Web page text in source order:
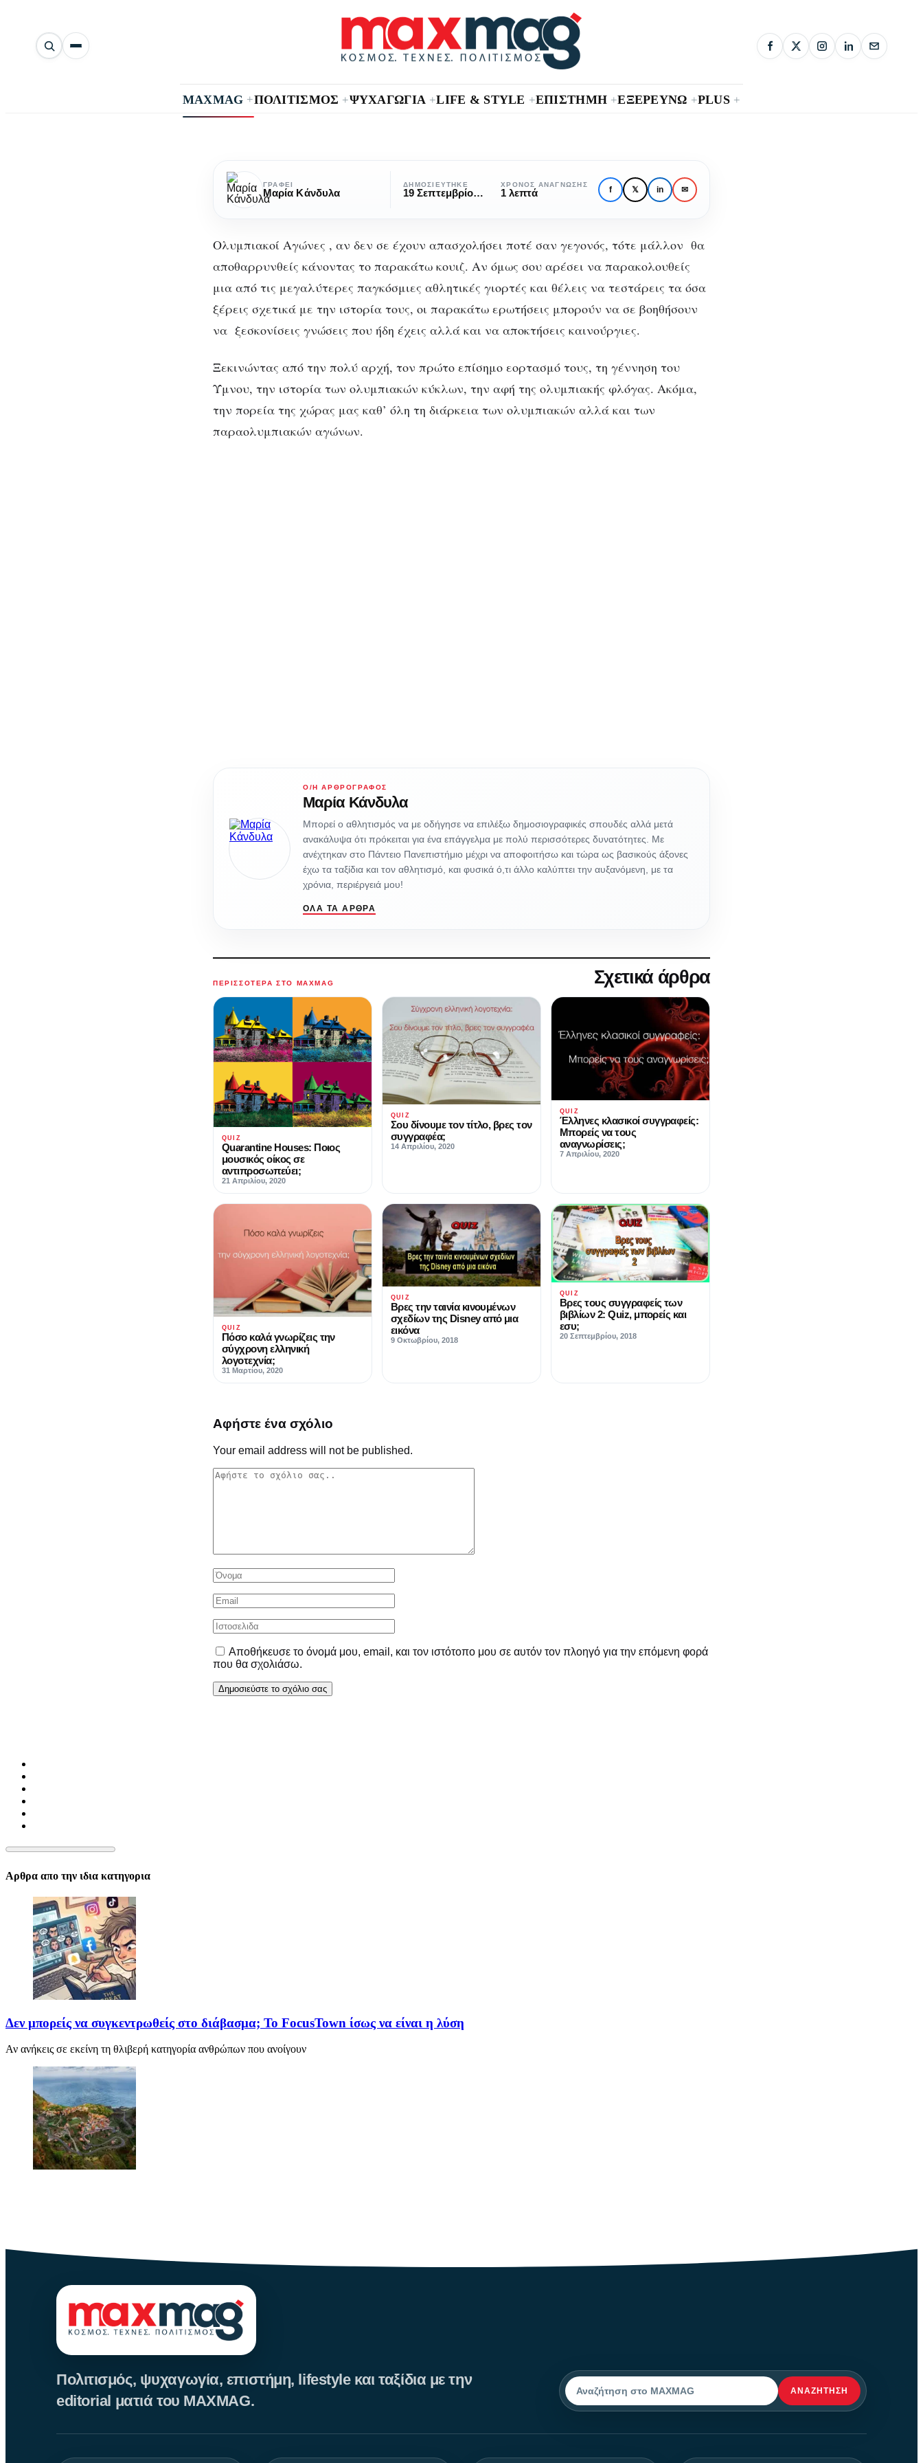
Αναζήτηση
άρθρων
MAXMAG +ΠΟΛΙΤΙΣΜΟΣ +ΨΥΧΑΓΩΓΙΑ +LIFE & STYLE +ΕΠΙΣΤΗΜΗ +ΕΞΕΡΕΥΝΩ +PLUS +
Ολυμπιακοί Αγώνες:
Θυμάσαι αρκετά ;
Ολυμπιακοί
Αγώνες:
Θυμάσαι
;
ΓΡΆΦΕΙ
Μαρία Κάνδυλα
ΔΗΜΟΣΙΕΎΤΗΚΕ
19 Σεπτεμβρίου, 2016
ΧΡΌΝΟΣ ΑΝΆΓΝΩΣΗΣ
1 λεπτά f 𝕏 in ✉
Ολυμπιακοί Αγώνες , αν δεν σε έχουν απασχολήσει ποτέ σαν γεγονός, τότε μάλλον θα
αποθαρρυνθείς κάνοντας το παρακάτω κουιζ. Αν όμως σου αρέσει να παρακολουθείς
μια από τις μεγαλύτερες παγκόσμιες αθλητικές γιορτές και θέλεις να τεστάρεις τα όσα
ξέρεις σχετικά με την ιστορία τους, οι παρακάτω ερωτήσεις μπορούν να σε βοηθήσουν
να ξεσκονίσεις γνώσεις που ήδη έχεις αλλά και να αποκτήσεις καινούργιες.
Ξεκινώντας από την πολύ αρχή, τον πρώτο επίσημο εορτασμό τους, τη γέννηση του
Ύμνου, την ιστορία των ολυμπιακών κύκλων, την αφή της ολυμπιακής φλόγας. Ακόμα,
την πορεία της χώρας μας καθ’ όλη τη διάρκεια των ολυμπιακών αλλά και των
παραολυμπιακών αγώνων.
Ο/Η ΑΡΘΡΟΓΡΆΦΟΣ
Μαρία Κάνδυλα
Μπορεί ο αθλητισμός να με οδήγησε να επιλέξω δημοσιογραφικές σπουδές αλλά μετά
ανακάλυψα ότι πρόκειται για ένα επάγγελμα με πολύ περισσότερες δυνατότητες. Με
ανέχτηκαν στο Πάντειο Πανεπιστήμιο μέχρι να αποφοιτήσω και τώρα ως βασικούς άξονες
έχω τα ταξίδια και τον αθλητισμό, και φυσικά ό,τι άλλο καλύπτει την αυξανόμενη, με τα
χρόνια, περιέργειά μου!
ΌΛΑ ΤΑ ΆΡΘΡΑ
ΠΕΡΙΣΣΌΤΕΡΑ ΣΤΟ MAXMAG Σχετικά άρθρα
QUIZ
Quarantine Houses: Ποιος
μουσικός οίκος σε
αντιπροσωπεύει;
21 Απριλίου, 2020
QUIZ
Σου δίνουμε τον τίτλο, βρες τον
συγγραφέα;
14 Απριλίου, 2020
QUIZ
Έλληνες κλασικοί συγγραφείς:
Μπορείς να τους
αναγνωρίσεις;
7 Απριλίου, 2020
QUIZ
Πόσο καλά γνωρίζεις την
σύγχρονη ελληνική
λογοτεχνία;
31 Μαρτίου, 2020
QUIZ
Βρες την ταινία κινουμένων
σχεδίων της Disney από μια
εικόνα
9 Οκτωβρίου, 2018
QUIZ
Βρες τους συγγραφείς των
βιβλίων 2: Quiz, μπορείς και
εσυ;
20 Σεπτεμβρίου, 2018
Αφήστε ένα σχόλιο
Your email address will not be published.
Αποθήκευσε το όνομά μου, email, και τον ιστότοπο μου σε αυτόν τον πλοηγό για την επόμενη φορά
που θα σχολιάσω.
Αρθρα απο την ιδια κατηγορια
Δεν μπορείς να συγκεντρωθείς στο διάβασμα; Το FocusTown ίσως να είναι η λύση
Αν ανήκεις σε εκείνη τη θλιβερή κατηγορία ανθρώπων που ανοίγουν
Πολιτισμός, ψυχαγωγία, επιστήμη, lifestyle και ταξίδια με την
editorial ματιά του MAXMAG.
Αναζήτηση ΑΝΑΖΉΤΗΣΗ